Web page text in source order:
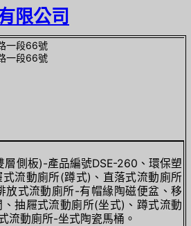
限公司
一段66號
一段66號
層側板)-產品編號DSE-260、環保塑
流動廁所(蹲式)、直落式流動廁所
放式流動廁所-有帽緣陶磁便盆、移
抽屜式流動廁所(坐式)、蹲式流動
流動廁所-坐式陶瓷馬桶。